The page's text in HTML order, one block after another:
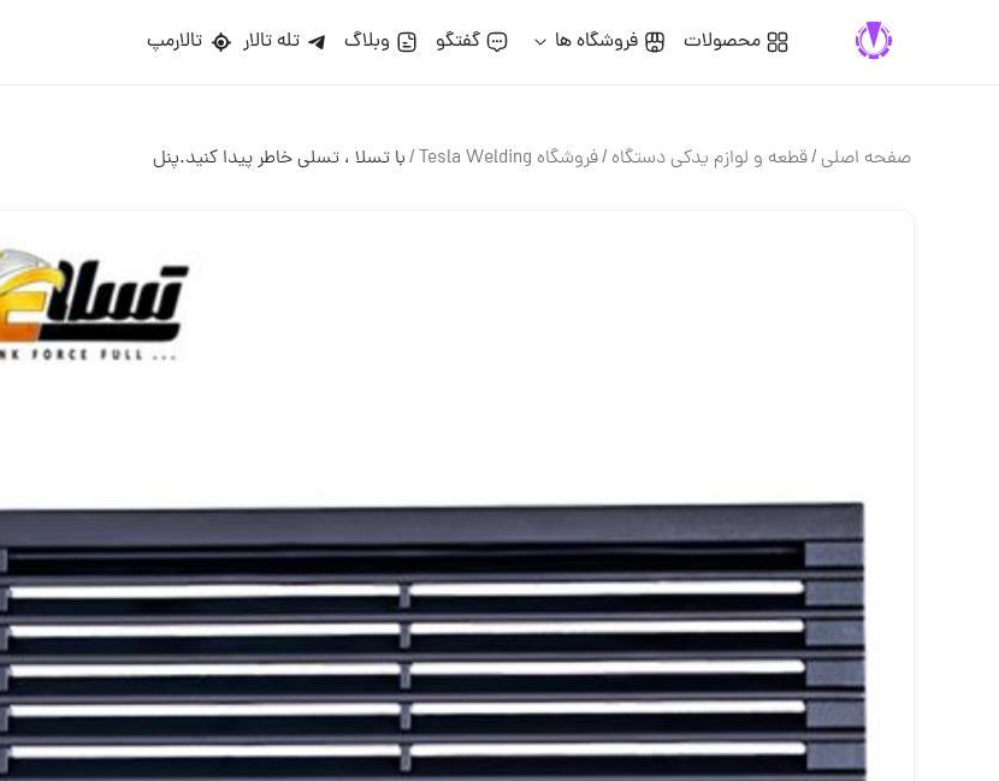
محصولات فروشگاه ها گفتگو وبلاگ تله تالار تالارمپ
صفحه اصلی/قطعه و لوازم یدکی دستگاه/فروشگاه Tesla Welding /با تسلا ، تسلی خاطر پیدا کنید.پنل